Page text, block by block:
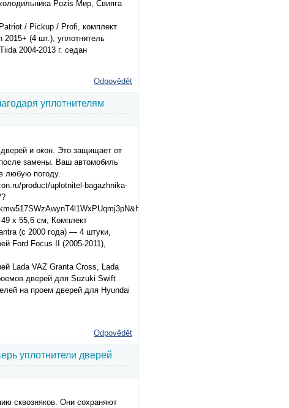
Pozis Мир, Свияга
/ Pickup / Profi, комплект
2015+ (4 шт.), уплотнитель
2004-2013 г. седан
Odpovědět
уплотнителям
и окон. Это защищает от
замены. Ваш автомобиль
любую погоду.
product/uplotnitel-bagazhnika-
x 55,6 см, Комплект
(с 2000 года) — 4 штуки,
Ford Focus II (2005-2011),
Lada VAZ Granta Cross, Lada
дверей для Suzuki Swift
на проем дверей для Hyundai
Odpovědět
уплотнители дверей
сквозняков. Они сохраняют